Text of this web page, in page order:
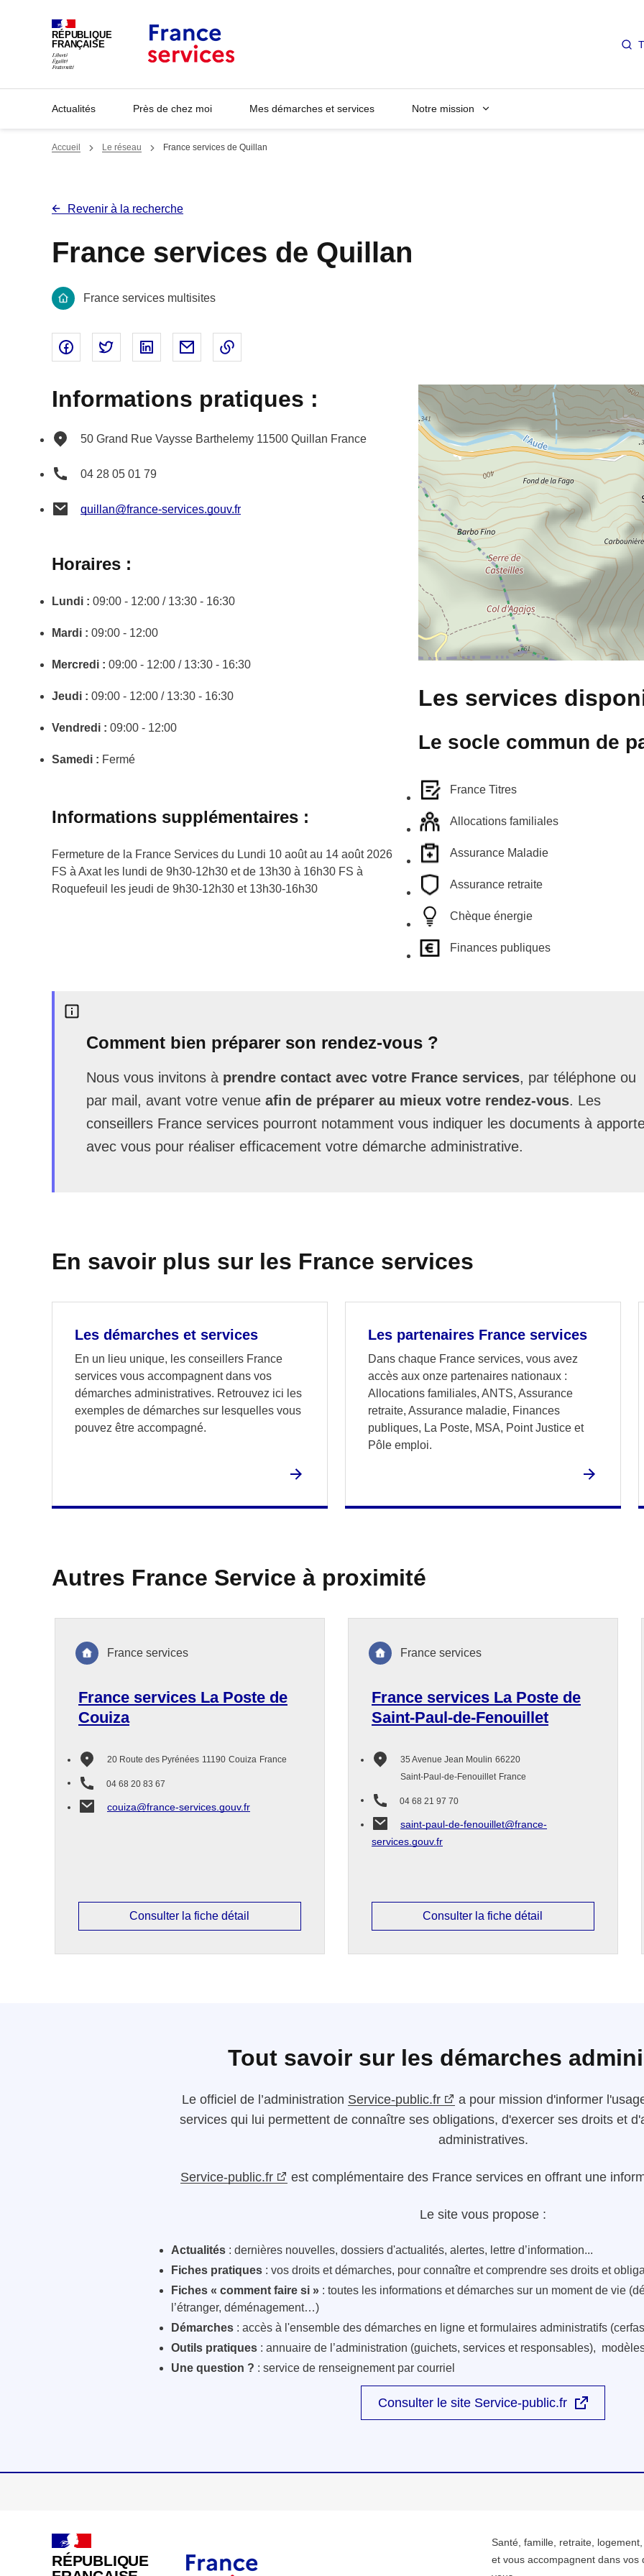
RÉPUBLIQUE
FRANÇAISE
Actualités Près de chez moi Mes démarches et services Notre mission
Accueil Le réseau France services de Quillan
Revenir à la recherche
France services de Quillan
France services multisites
Partager sur Facebook - nouvelle fenêtre
Partager sur Twitter - nouvelle fenêtre
Partager sur Linked In - nouvelle fenêtre
Partager par email - nouvelle fenêtre
Informations pratiques :
50 Grand Rue Vaysse Barthelemy 11500 Quillan France
04 28 05 01 79
quillan@france-services.gouv.fr
Horaires :
Lundi : 09:00 - 12:00 / 13:30 - 16:30
Mardi : 09:00 - 12:00
Mercredi : 09:00 - 12:00 / 13:30 - 16:30
Jeudi : 09:00 - 12:00 / 13:30 - 16:30
Vendredi : 09:00 - 12:00
Samedi : Fermé
Informations supplémentaires :
Fermeture de la France Services du Lundi 10 août au 14 août 2026
FS à Axat les lundi de 9h30-12h30 et de 13h30 à 16h30 FS à
Roquefeuil les jeudi de 9h30-12h30 et 13h30-16h30
Les services
Le socle commun de
France Titres
Allocations familiales
Assurance Maladie
Assurance retraite
Chèque énergie
Finances publiques
Comment bien préparer son rendez-vous ?
Nous vous invitons à prendre contact avec votre France services, par téléphone ou
par mail, avant votre venue afin de préparer au mieux votre rendez-vous. Les
conseillers France services pourront notamment vous indiquer les documents à
avec vous pour réaliser efficacement votre démarche administrative.
En savoir plus sur les France services
Les démarches et services
En un lieu unique, les conseillers France
services vous accompagnent dans vos
démarches administratives. Retrouvez ici les
exemples de démarches sur lesquelles vous
pouvez être accompagné.
Les partenaires France services
Dans chaque France services, vous avez
accès aux onze partenaires nationaux :
Allocations familiales, ANTS, Assurance
retraite, Assurance maladie, Finances
publiques, La Poste, MSA, Point Justice et
Pôle emploi.
Autres France Service à proximité
France services La Poste de
Couiza
20 Route des Pyrénées 11190 Couiza France
04 68 20 83 67
couiza@france-services.gouv.fr
France services
Consulter la fiche détail
France services La Poste de
Saint-Paul-de-Fenouillet
35 Avenue Jean Moulin 66220
Saint-Paul-de-Fenouillet France
04 68 21 97 70
saint-paul-de-fenouillet@france-
services.gouv.fr
France services
Consulter la fiche détail
Tout savoir sur les démarches
Le officiel de l’administration Service-public.fr
a pour mission d'informer
services qui lui permettent de connaître ses obligations, d'exercer ses droits et
administratives.
Service-public.fr est complémentaire des France services en offrant une
Le site vous propose :
Actualités : dernières nouvelles, dossiers d'actualités, alertes, lettre d’information...
Fiches pratiques : vos droits et démarches, pour connaître et comprendre ses droits et
Fiches « comment faire si » : toutes les informations et démarches sur un moment de vie
l’étranger, déménagement…)
Démarches : accès à l'ensemble des démarches en ligne et formulaires administratifs
Outils pratiques : annuaire de l’administration (guichets, services et responsables),
Une question ? : service de renseignement par courriel
Consulter le site Service-public.fr
RÉPUBLIQUE
Santé, famille, retraite,
et vous accompagnent dans